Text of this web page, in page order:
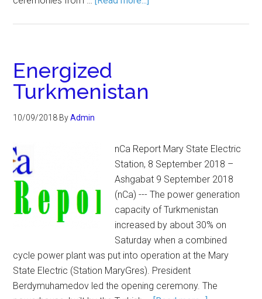
Energized
Turkmenistan
10/09/2018 ByAdmin
nCa Report Mary State Electric
Station, 8 September 2018 –
Ashgabat 9 September 2018
(nCa) --- The power generation
capacity of Turkmenistan
increased by about 30% on
Saturday when a combined
cycle power plant was put into operation at the Mary
State Electric (Station MaryGres). President
Berdymuhamedov led the opening ceremony. The